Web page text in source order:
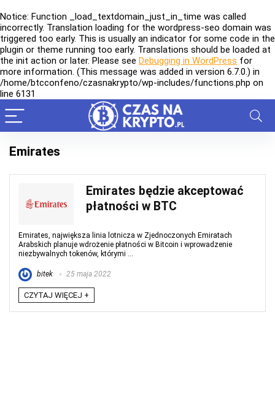
Notice: Function _load_textdomain_just_in_time was called
incorrectly. Translation loading for the wordpress-seo domain was
triggered too early. This is usually an indicator for some code in the
plugin or theme running too early. Translations should be loaded at
the init action or later. Please see Debugging in WordPress for
more information. (This message was added in version 6.7.0.) in
/home/btcconfeno/czasnakrypto/wp-includes/functions.php on
line 6131
Emirates
Emirates będzie akceptować
płatności w BTC
Emirates, największa linia lotnicza w Zjednoczonych Emiratach
Arabskich planuje wdrożenie płatności w Bitcoin i wprowadzenie
niezbywalnych tokenów, którymi ...
bitek 25 maja 2022
CZYTAJ WIĘCEJ +